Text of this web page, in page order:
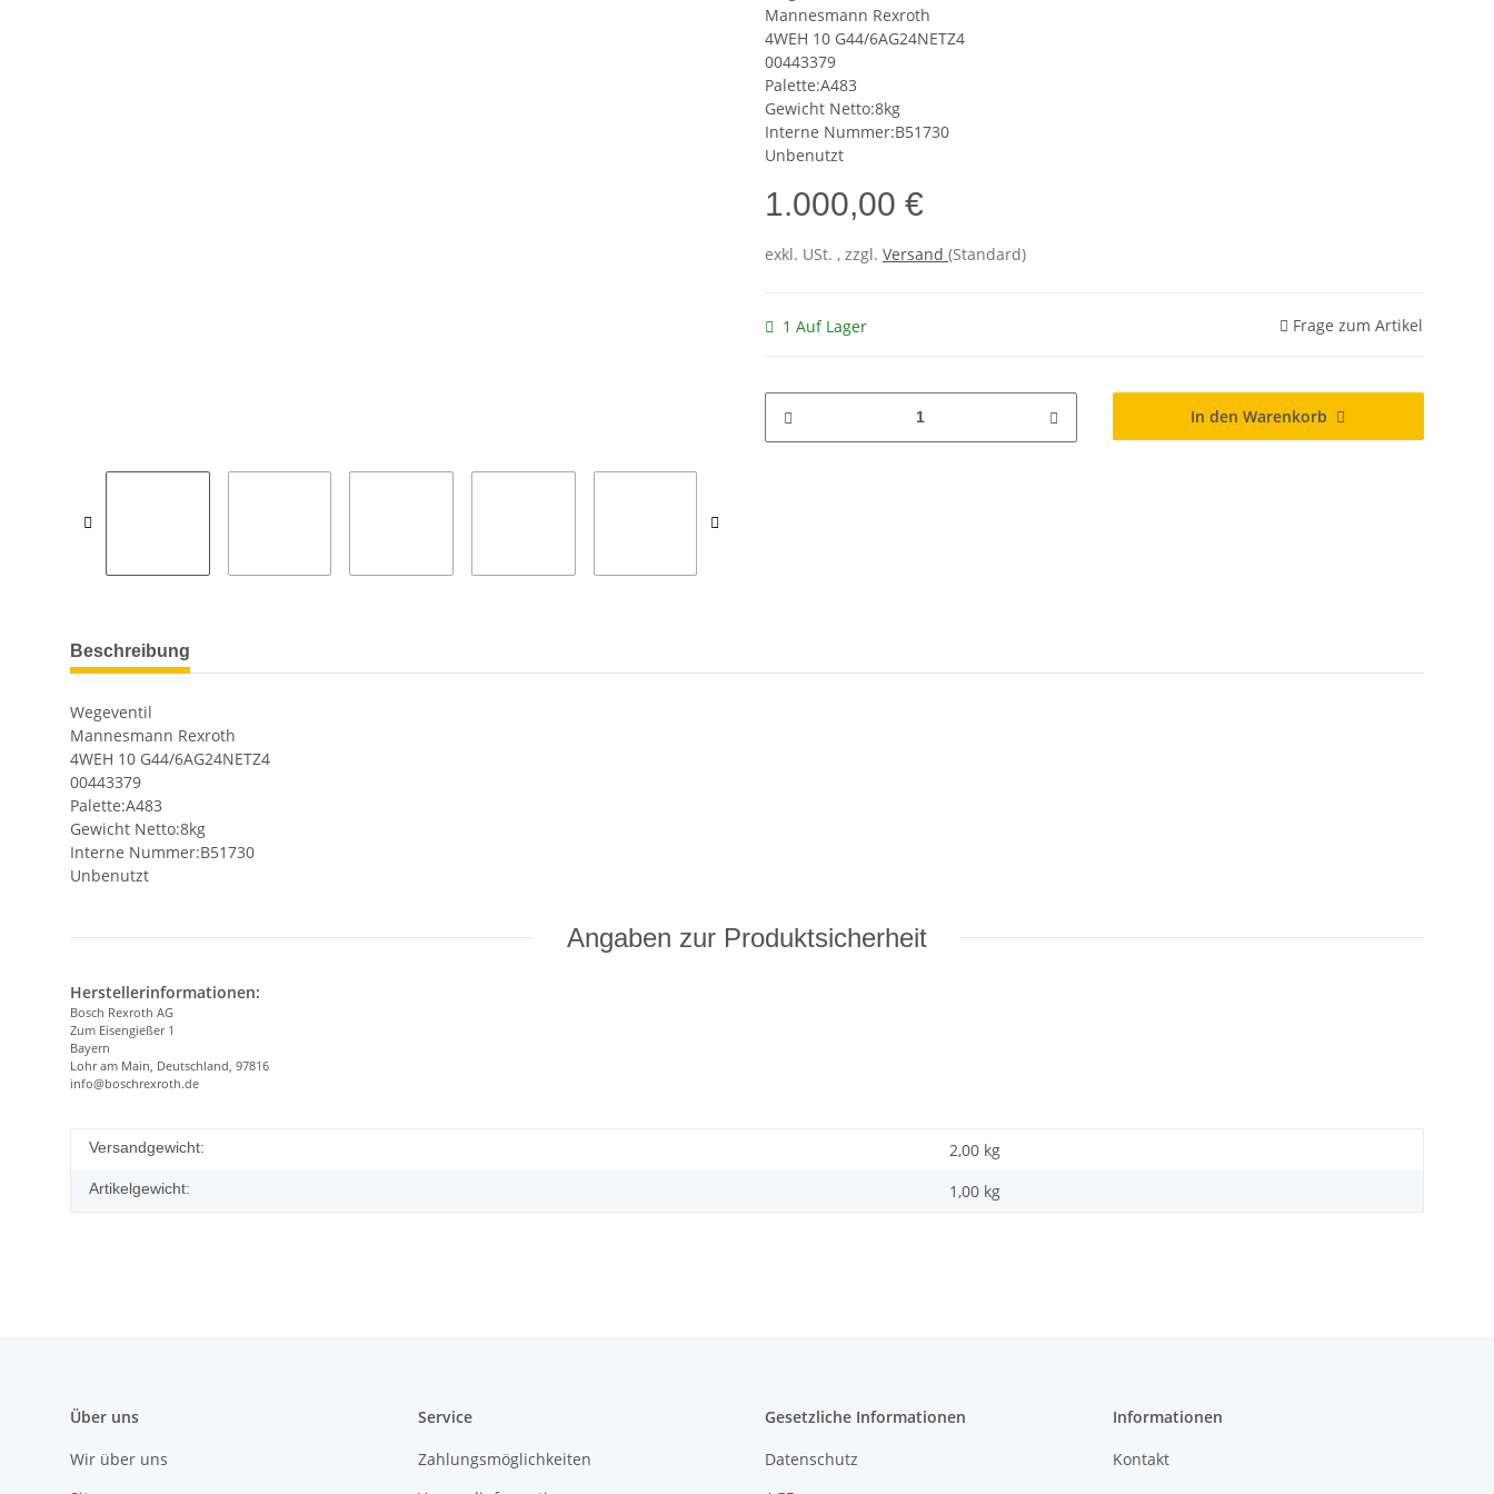
Mannesmann Rexroth
4WEH 10 G44/6AG24NETZ4
00443379
Palette:A483
Gewicht Netto:8kg
Interne Nummer:B51730
Unbenutzt
1.000,00 €
exkl. USt. , zzgl. Versand (Standard)
1 Auf Lager Frage zum Artikel
In den Warenkorb
Beschreibung
Wegeventil
Mannesmann Rexroth
4WEH 10 G44/6AG24NETZ4
00443379
Palette:A483
Gewicht Netto:8kg
Interne Nummer:B51730
Unbenutzt
Angaben zur Produktsicherheit
Herstellerinformationen:
Bosch Rexroth AG
Zum Eisengießer 1
Bayern
Lohr am Main, Deutschland, 97816
info@boschrexroth.de
Versandgewicht: 2,00 kg
Artikelgewicht: 1,00 kg
Über uns
Wir über uns
Service
Zahlungsmöglichkeiten
Gesetzliche Informationen
Datenschutz
Informationen
Kontakt